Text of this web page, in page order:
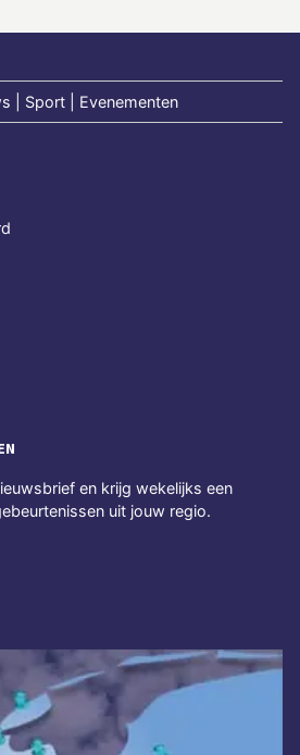
| Sport | Evenementen
en krijg wekelijks een
uit jouw regio.